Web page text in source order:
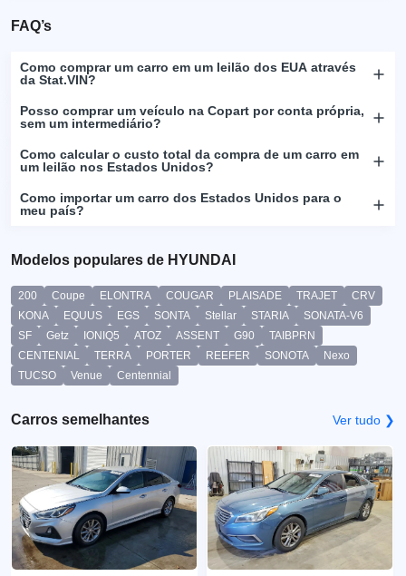
FAQ’s
Como comprar um carro em um leilão dos EUA através
da Stat.VIN?
Posso comprar um veículo na Copart por conta própria,
sem um intermediário?
Como calcular o custo total da compra de um carro em
um leilão nos Estados Unidos?
Como importar um carro dos Estados Unidos para o
meu país?
Modelos populares de HYUNDAI
200 Coupe ELONTRA COUGAR PLAISADE TRAJET
CRV
KONA
EQUUS EGS SONTA Stellar STARIA
SONATA-V6
SF
Getz IONIQ5 ATOZ ASSENT G90
TAIBPRN
CENTENIAL
TERRA PORTER REEFER SONOTA
Nexo
TUCSO
Venue Centennial
Carros semelhantes Ver tudo ❯